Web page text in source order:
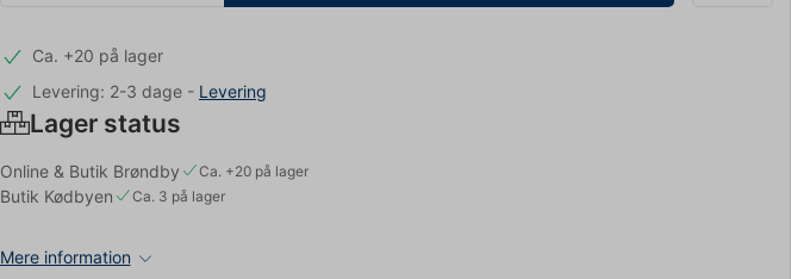
Ca. +20 på lager
Levering: 2-3 dage - Levering
Lager status
Online & Butik Brøndby Ca. +20 på lager
Butik Kødbyen Ca. 3 på lager
Mere information